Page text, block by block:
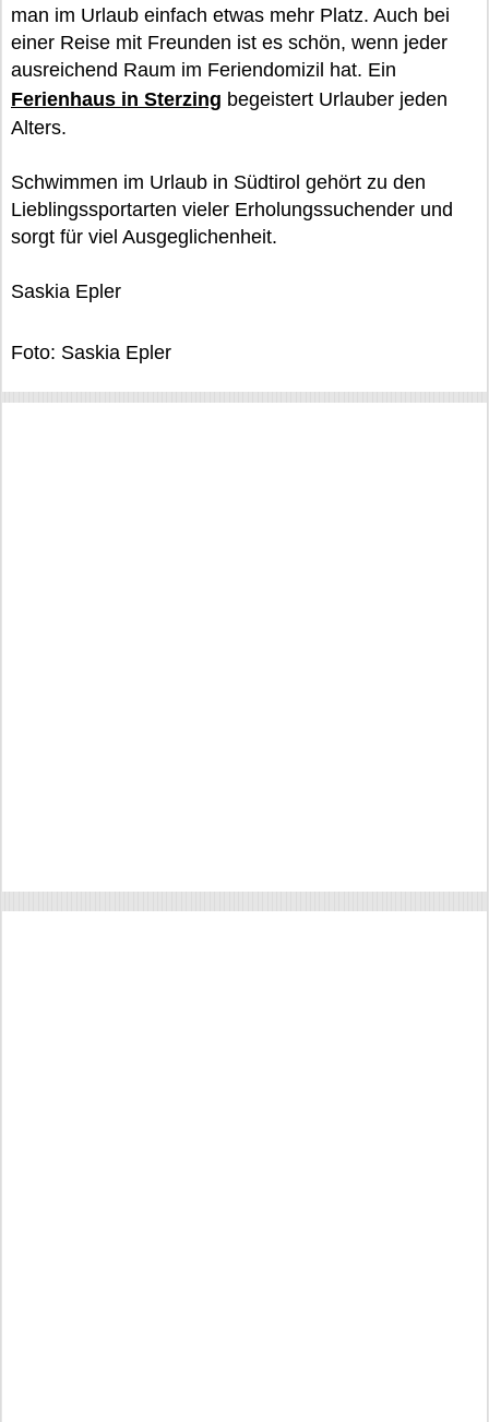
man im Urlaub einfach etwas mehr Platz. Auch bei
einer Reise mit Freunden ist es schön, wenn jeder
ausreichend Raum im Feriendomizil hat. Ein
Ferienhaus in Sterzing begeistert Urlauber jeden
Alters.
Schwimmen im Urlaub in Südtirol gehört zu den
Lieblingssportarten vieler Erholungssuchender und
sorgt für viel Ausgeglichenheit.
Saskia Epler
Foto: Saskia Epler